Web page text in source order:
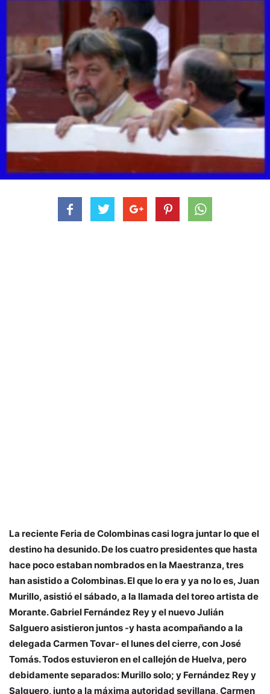
La reciente Feria de Colombinas casi logra juntar lo que el
destino ha desunido. De los cuatro presidentes que hasta
hace poco estaban nombrados en la Maestranza, tres
han asistido a Colombinas. El que lo era y ya no lo es, Juan
Murillo, asistió el sábado, a la llamada del toreo artista de
Morante. Gabriel Fernández Rey y el nuevo Julián
Salguero asistieron juntos -y hasta acompañando a la
delegada Carmen Tovar- el lunes del cierre, con José
Tomás. Todos estuvieron en el callejón de Huelva, pero
debidamente separados: Murillo solo; y Fernández Rey y
Salguero, junto a la máxima autoridad sevillana, Carmen